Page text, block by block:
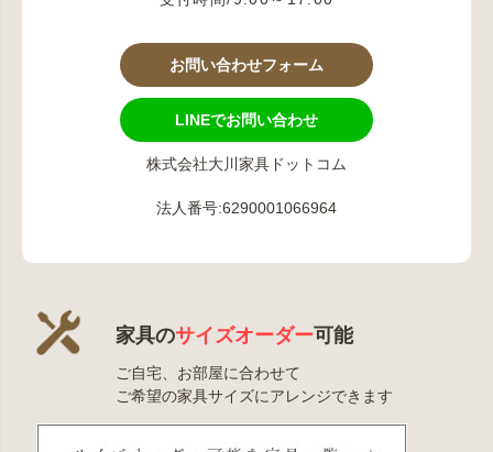
お問い合わせフォーム
LINEでお問い合わせ
株式会社大川家具ドットコム
法人番号:6290001066964
家具のサイズオーダー可能
ご自宅、お部屋に合わせて
ご希望の家具サイズにアレンジできます